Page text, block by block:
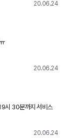
20.06.24
20.06.24
시 30분까지 서비스
20.06.24